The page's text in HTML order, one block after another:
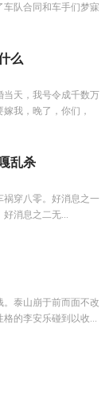
队合同和车手们梦寐
么
当天，我号令成千数万
我，晚了，你们，
乱杀
祸穿八零。好消息之一
消息之二无...
泰山崩于前而面不改
的李安乐碰到以收...